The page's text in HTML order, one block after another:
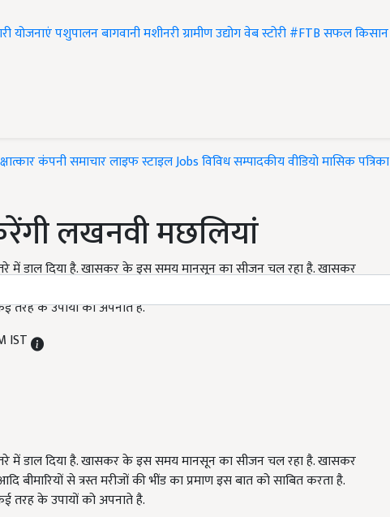
योजनाएंपशुपालनबागवानीमशीनरीग्रामीण उद्योगवेब स्टोरी#FTBसफल किसान
कंपनी समाचारलाइफ स्टाइलJobsविविधसम्पादकीयवीडियोमासिक पत्रिका
लखनवी मछलियां
में डाल दिया है. खासकर के इस समय मानसून का सीजन चल रहा है. खासकर
के उपायों को अपनाते है.
IST
में डाल दिया है. खासकर के इस समय मानसून का सीजन चल रहा है. खासकर
बीमारियों से त्रस्त मरीजों की भींड का प्रमाण इस बात को साबित करता है.
के उपायों को अपनाते है.